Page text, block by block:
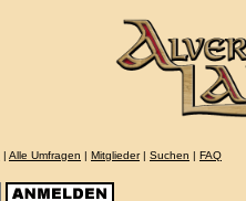
| Alle Umfragen | Mitglieder| Suchen | FAQ